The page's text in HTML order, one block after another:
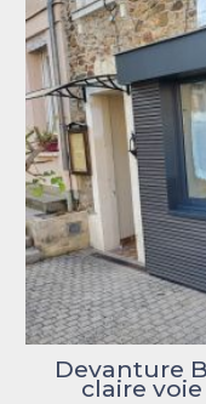
Devanture
claire voie